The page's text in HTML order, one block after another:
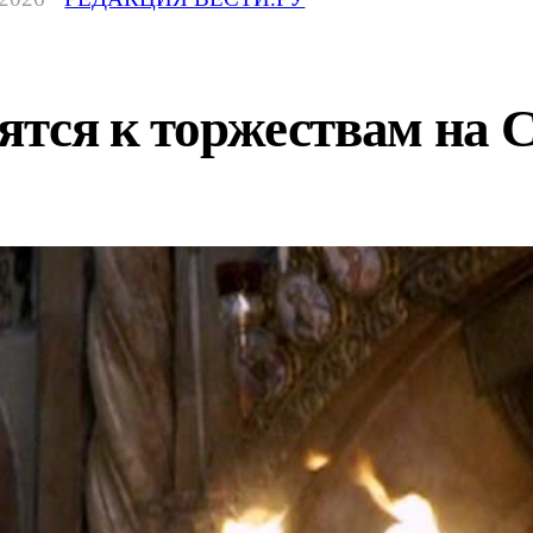
к торжествам на